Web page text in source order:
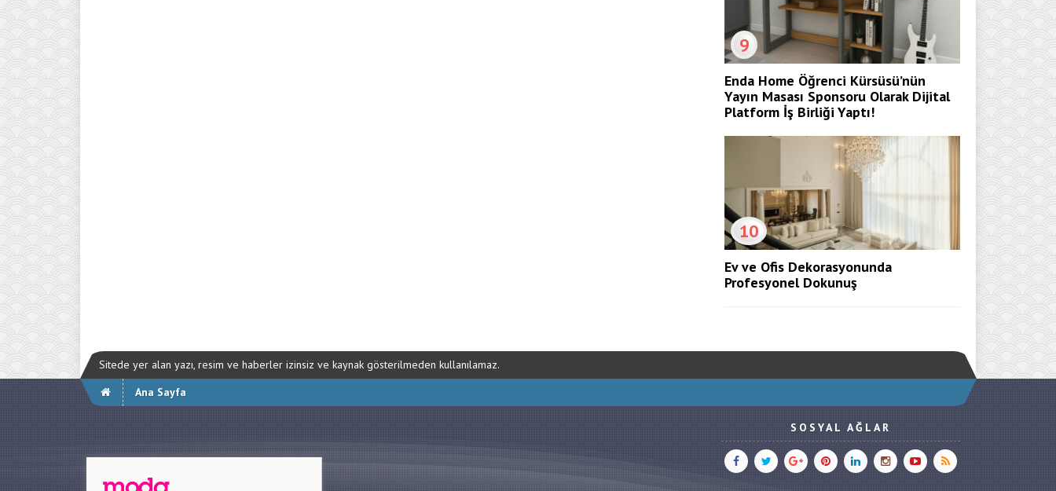
9
Enda Home Öğrenci Kürsüsü’nün
Yayın Masası Sponsoru Olarak Dijital
Platform İş Birliği Yaptı!
10
Ev ve Ofis Dekorasyonunda
Profesyonel Dokunuş
Sitede yer alan yazı, resim ve haberler izinsiz ve kaynak gösterilmeden kullanılamaz.
Ana Sayfa
SOSYAL AĞLAR